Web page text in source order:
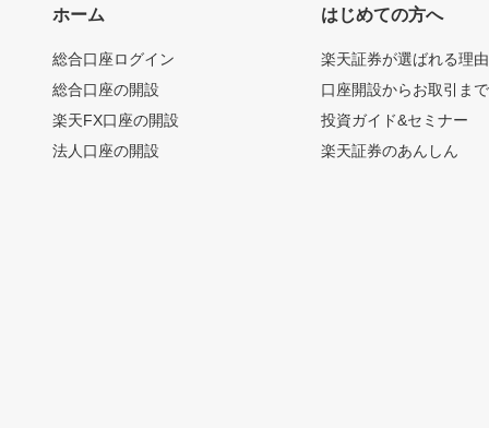
ホーム
総合口座ログイン
総合口座の開設
楽天FX口座の開設
法人口座の開設
はじめての方へ
楽天証券が選ばれる理由
口座開設からお取引ま
投資ガイド&セミナー
楽天証券のあんしん